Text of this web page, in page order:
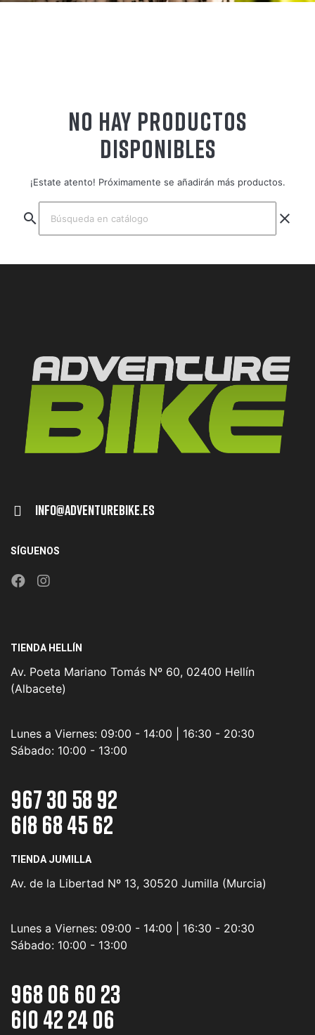
NO HAY PRODUCTOS
DISPONIBLES
¡Estate atento! Próximamente se añadirán más productos.
search clear
Info@adventurebike.es
SÍGUENOS
TIENDA HELLÍN
Av. Poeta Mariano Tomás Nº 60, 02400 Hellín
(Albacete)
Lunes a Viernes: 09:00 - 14:00 | 16:30 - 20:30
Sábado: 10:00 - 13:00
967 30 58 92
618 68 45 62
TIENDA JUMILLA
Av. de la Libertad Nº 13, 30520 Jumilla (Murcia)
Lunes a Viernes: 09:00 - 14:00 | 16:30 - 20:30
Sábado: 10:00 - 13:00
968 06 60 23
610 42 24 06